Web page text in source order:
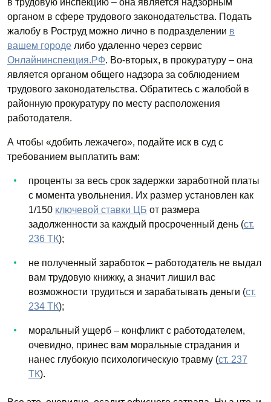
в трудовую инспекцию – она является надзорным
органом в сфере трудового законодательства. Подать
жалобу в Роструд можно лично в подразделении в
вашем городе либо удаленно через сервис
Онлайнинспекция.РФ. Во-вторых, в прокуратуру – она
является органом общего надзора за соблюдением
трудового законодательства. Обратитесь с жалобой в
районную прокуратуру по месту расположения
работодателя.
А чтобы «добить лежачего», подайте иск в суд с
требованием выплатить вам:
проценты за весь срок задержки заработной платы
с момента увольнения. Их размер установлен как
1/150 ключевой ставки ЦБ от размера
задолженности за каждый просроченный день (ст.
236 ТК);
не полученный заработок – работодатель не выдал
вам трудовую книжку, а значит лишил вас
возможности трудиться и зарабатывать деньги (ст.
234 ТК);
моральный ущерб – конфликт с работодателем,
очевидно, принес вам моральные страдания и
нанес глубокую психологическую травму (ст. 237
ТК).